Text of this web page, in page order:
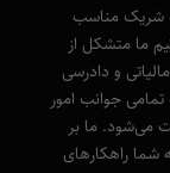
شریک مناسب
ما متشکل از
و دادرسی
جوانب امور
می‌شود. ما بر
شما راهکارهای